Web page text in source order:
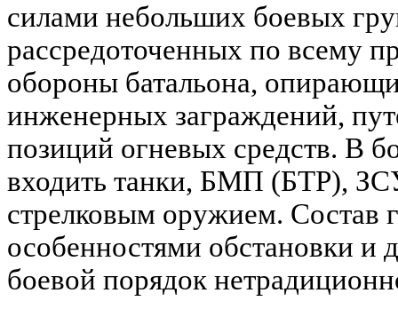
силами небольших боевых
рассредоточенных по всему
обороны батальона,
инженерных заграждений,
позиций огневых средств. В
входить танки, БМП (БТР),
стрелковым оружием. Состав
особенностями обстановки и
боевой порядок